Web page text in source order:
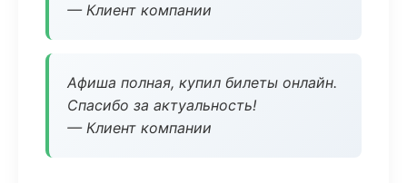
— Клиент компании
Афиша полная, купил билеты онлайн.
Спасибо за актуальность!
— Клиент компании